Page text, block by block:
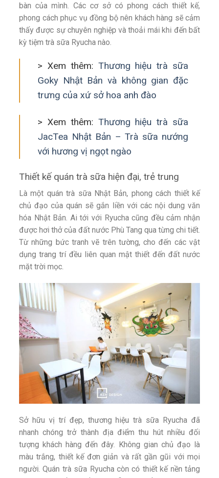
bàn của mình. Các cơ sở có phong cách thiết kế,
phong cách phục vụ đồng bộ nên khách hàng sẽ cảm
thấy được sự chuyên nghiệp và thoải mái khi đến bất
kỳ tiệm trà sữa Ryucha nào.
> Xem thêm: Thương hiệu trà sữa
Goky Nhật Bản và không gian đặc
trưng của xứ sở hoa anh đào
> Xem thêm: Thương hiệu trà sữa
JacTea Nhật Bản – Trà sữa nướng
với hương vị ngọt ngào
Thiết kế quán trà sữa hiện đại, trẻ trung
Là một quán trà sữa Nhật Bản, phong cách thiết kế
chủ đạo của quán sẽ gắn liền với các nội dung văn
hóa Nhật Bản. Ai tới với Ryucha cũng đều cảm nhận
được hơi thở của đất nước Phù Tang qua từng chi tiết.
Từ những bức tranh vẽ trên tường, cho đến các vật
dụng trang trí đều liên quan mật thiết đến đất nước
mặt trời mọc.
Sở hữu vị trí đẹp, thương hiệu trà sữa Ryucha đã
nhanh chóng trở thành địa điểm thu hút nhiều đối
tượng khách hàng đến đây. Không gian chủ đạo là
màu trắng, thiết kế đơn giản và rất gần gũi với mọi
người. Quán trà sữa Ryucha còn có thiết kế nền tảng